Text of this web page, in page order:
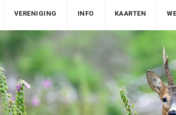
VERENIGING INFO KAARTEN